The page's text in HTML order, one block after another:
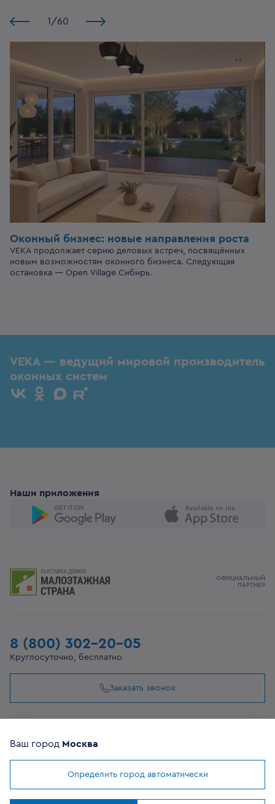
1 /60
Оконный бизнес: новые направления роста
VEKA продолжает серию деловых встреч, посвящённых
новым возможностям оконного бизнеса. Следующая
остановка — Open Village Сибирь.
Мы используем cookies
VEKA — ведущий мировой производитель
оконных систем
Наши приложения
8 (800) 302-20-05
Круглосуточно, бесплатно
Заказать звонок
ОФИЦИАЛЬНЫЙ
ПАРТНЕР
©2026VEKA
Все сайты компании
Ваш город Москва
Определить город автоматически